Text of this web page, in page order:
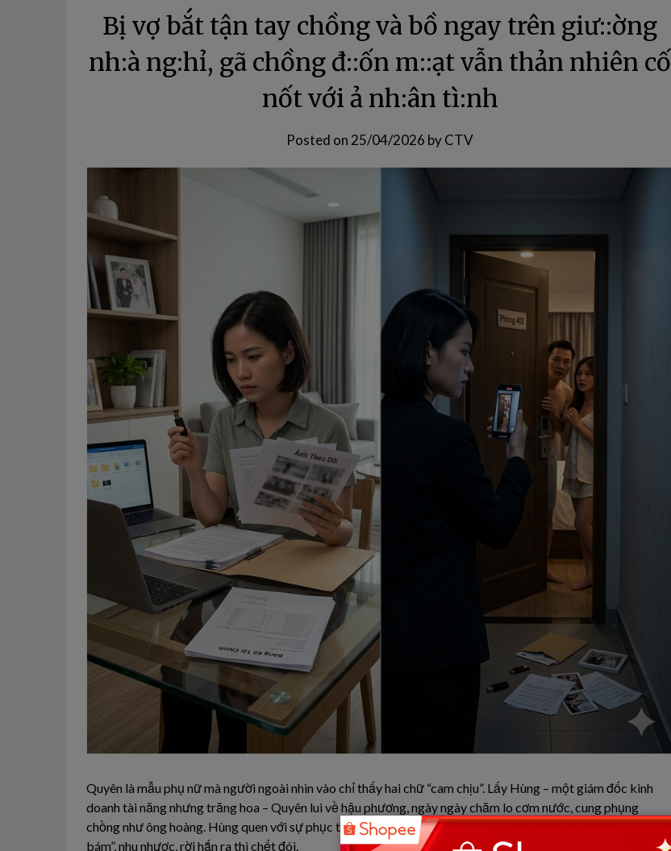
Bị vợ bắt tận tay chồng và bồ ngay trên giư::ờng
nh:à ng:hỉ, gã chồng đ::ốn m::ạt vẫn thản nhiên cố
nốt với ả nh:ân tì:nh
Posted on 25/04/2026 byCTV
Quyên là mẫu phụ nữ mà người ngoài nhìn vào chỉ thấy hai chữ “cam chịu”. Lấy Hùng – một giám đốc kinh
doanh tài năng nhưng trăng hoa – Quyên lui về hậu phương, ngày ngày chăm lo cơm nước, cung phụng
chồng như ông hoàng. Hùng quen với sự phục tùng đó, hắn dần coi thường vợ, cho rằng Quyên là kẻ “ăn
bám”, nhu nhược, rời hắn ra thì chết đói.